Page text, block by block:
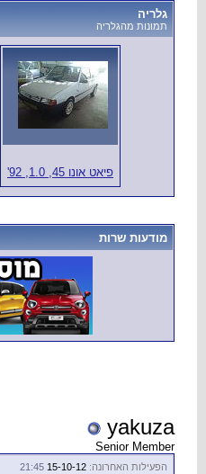
גלריה
תמונות מהגלריה
פיאט אונו 45, 1.0, 92'
מודעות שרות
yakuza
Senior Member
הפעילות האחרונה: 21:45